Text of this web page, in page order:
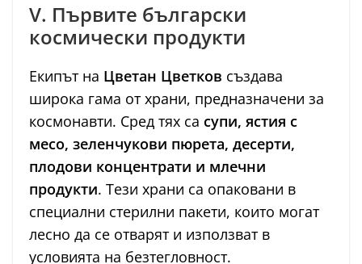
V. Първите български
космически продукти
Екипът на Цветан Цветков създава
широка гама от храни, предназначени за
космонавти. Сред тях са супи, ястия с
месо, зеленчукови пюрета, десерти,
плодови концентрати и млечни
продукти. Тези храни са опаковани в
специални стерилни пакети, които могат
лесно да се отварят и използват в
условията на безтегловност.